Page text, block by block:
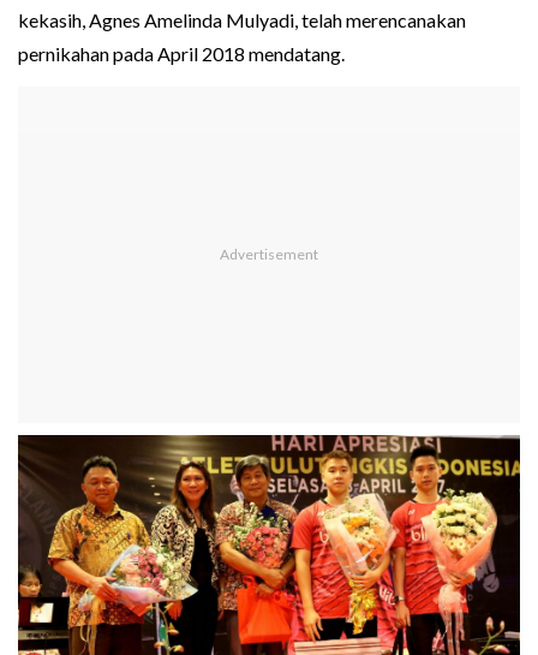
kekasih, Agnes Amelinda Mulyadi, telah merencanakan
pernikahan pada April 2018 mendatang.